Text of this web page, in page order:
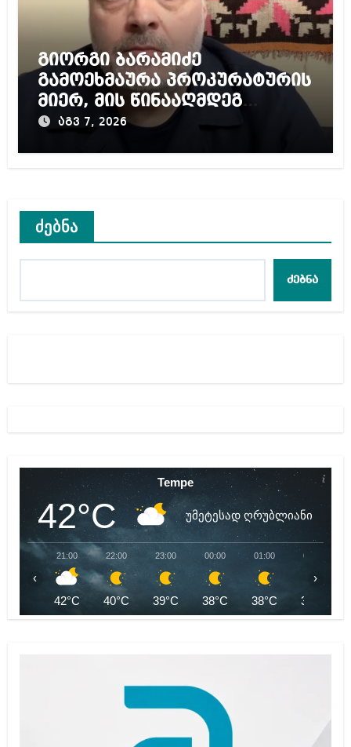
გიორგი ბარამიძე
გამოეხმაურა პროკურატურის
მიერ, მის წინააღმდეგ
დაწყებულ გამოძიებას
აგვ 7, 2026
ძებნა
ძებნა
Tempe
42°C უმეტესად ღრუბლიანი
21:00
42°C
22:00
40°C
23:00
39°C
00:00
38°C
01:00
38°C
02:00
36°C
‹ ›